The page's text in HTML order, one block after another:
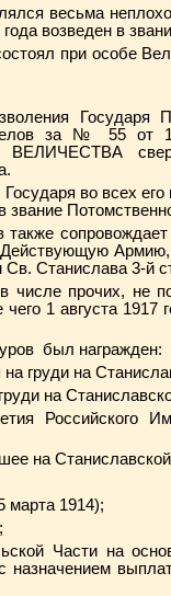
весьма
возведен в
при особе
Государя
за № 55 от 1
сверх
во всех
сопровождает
Св. Станислава 3-й
прочих, не
1 августа
был награжден:
груди на
на
Российского
на
марта 1914);
Части на